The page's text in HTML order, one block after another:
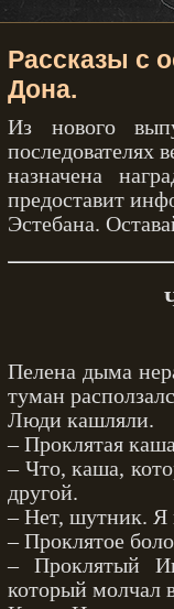
Рассказы с
Дона.
Из нового
последователях
назначена
предоставит
Эстебана.
Пелена дыма
туман
Люди кашляли.
– Проклятая
– Что, каша,
другой.
– Нет, шутник. Я
– Проклятое
– Проклятый
который молчал